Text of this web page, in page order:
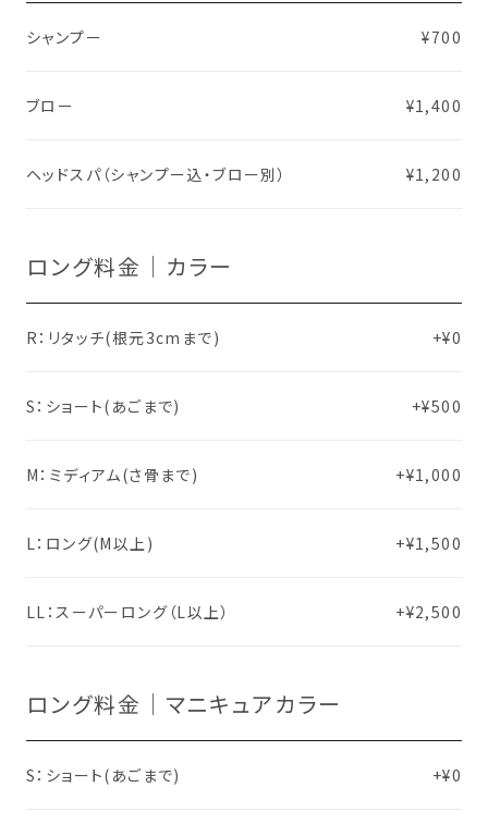
シャンプー ¥700
ブロー ¥1,400
ヘッドスパ（シャンプー込・ブロー別） ¥1,200
ロング料金｜カラー
R：リタッチ(根元3cmまで) +¥0
S：ショート(あごまで) +¥500
M：ミディアム(さ骨まで) +¥1,000
L：ロング(M以上) +¥1,500
LL：スーパーロング（L以上） +¥2,500
ロング料金｜マニキュアカラー
S：ショート(あごまで) +¥0